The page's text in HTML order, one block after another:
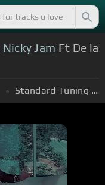
Nicky Jam Ft De la
Standard Tuning (EADGBE)